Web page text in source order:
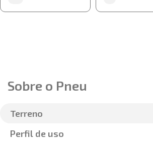
Sobre o Pneu
Terreno
Perfil de uso